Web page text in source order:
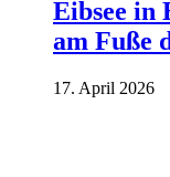
Eibsee in
am Fuße
17. April 2026